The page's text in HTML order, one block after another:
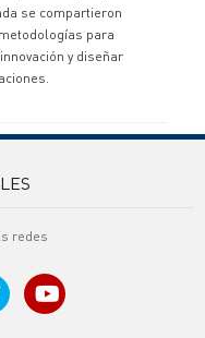
se compartieron
para
y diseñar
redes